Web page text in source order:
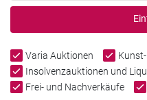
Varia Auktionen
Insolvenzauktionen und
Frei- und Nachverkäufe